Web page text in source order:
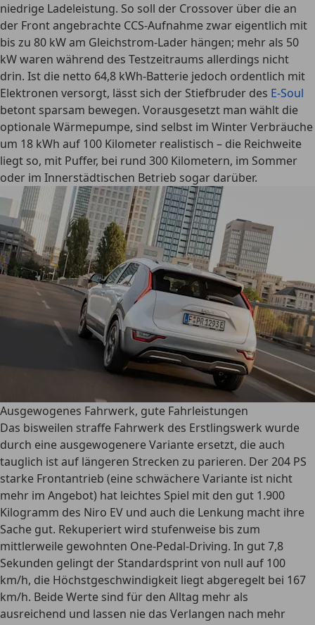
niedrige Ladeleistung. So soll der Crossover über die an
der Front angebrachte CCS-Aufnahme zwar eigentlich mit
bis zu 80 kW am Gleichstrom-Lader hängen; mehr als 50
kW waren während des Testzeitraums allerdings nicht
drin. Ist die netto 64,8 kWh-Batterie jedoch ordentlich mit
Elektronen versorgt, lässt sich der Stiefbruder des E-Soul
betont sparsam bewegen. Vorausgesetzt man wählt die
optionale Wärmepumpe, sind selbst im Winter Verbräuche
um 18 kWh auf 100 Kilometer realistisch – die Reichweite
liegt so, mit Puffer, bei rund 300 Kilometern, im Sommer
oder im Innerstädtischen Betrieb sogar darüber.
Ausgewogenes Fahrwerk, gute Fahrleistungen
Das bisweilen straffe Fahrwerk des Erstlingswerk wurde
durch eine ausgewogenere Variante ersetzt, die auch
tauglich ist auf längeren Strecken zu parieren. Der 204 PS
starke Frontantrieb (eine schwächere Variante ist nicht
mehr im Angebot) hat leichtes Spiel mit den gut 1.900
Kilogramm des Niro EV und auch die Lenkung macht ihre
Sache gut. Rekuperiert wird stufenweise bis zum
mittlerweile gewohnten One-Pedal-Driving. In gut 7,8
Sekunden gelingt der Standardsprint von null auf 100
km/h, die Höchstgeschwindigkeit liegt abgeregelt bei 167
km/h. Beide Werte sind für den Alltag mehr als
ausreichend und lassen nie das Verlangen nach mehr